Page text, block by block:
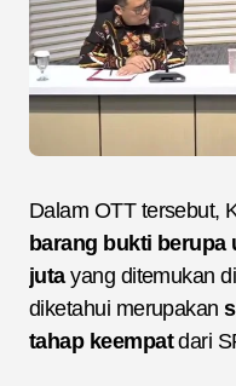
Dalam OTT tersebut,
barang bukti berupa
jutayang ditemukan
diketahui merupakan
tahap keempatdari